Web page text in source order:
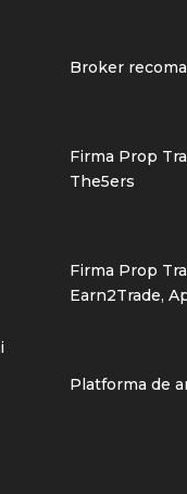
Broker
Firma Prop
The5ers
Firma Prop
Earn2Trade,
Platforma de